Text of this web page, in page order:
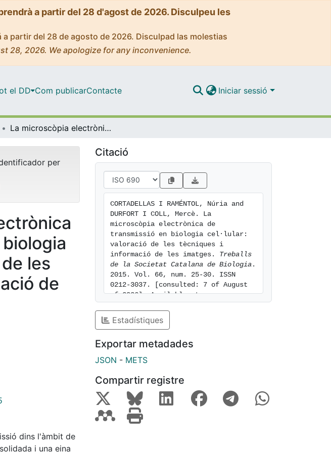
a partir del 28 d'agost de 2026. Disculpeu les
partir del 28 de agosto de 2026. Disculpad las molestias
28, 2026. We apologize for any inconvenience.
el DD Com publicarContacte Iniciar sessió
La microscòpia electrònica de transmissió en biologia cel·lular: valoració de les tècniques i informació de les imatges
per
les
de
dins l'àmbit de
i una eina
Citació
CORTADELLAS I RAMÉNTOL, Núria and
DURFORT I COLL, Mercè. La
microscòpia electrònica de
transmissió en biologia cel·lular:
valoració de les tècniques i
informació de les imatges. Treballs
de la Societat Catalana de Biologia .
2015. Vol. 66, num. 25-30. ISSN
0212-3037. [consulted: 7 of August
of 2026]. Available at:
Estadístiques
Exportar metadades
JSON - METS
Compartir registre